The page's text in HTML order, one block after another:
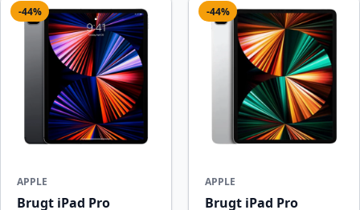
-44%
APPLE
Brugt iPad Pro
-44%
APPLE
Brugt iPad Pro